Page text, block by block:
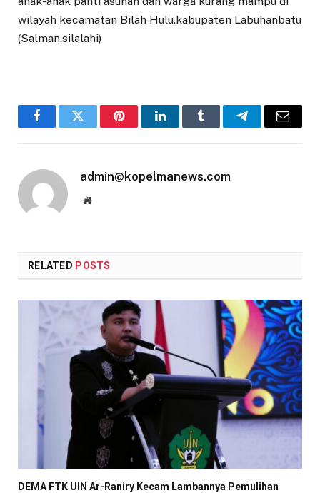
wilayah kecamatan Bilah Hulu.kabupaten Labuhanbatu
(Salman.silalahi)
FacebookTwitter PinterestLinkedInTumblr TelegramEmail
admin@kopelmanews.com
Website
RELATED POSTS
DEMA FTK UIN Ar-Raniry Kecam Lambannya Pemulihan